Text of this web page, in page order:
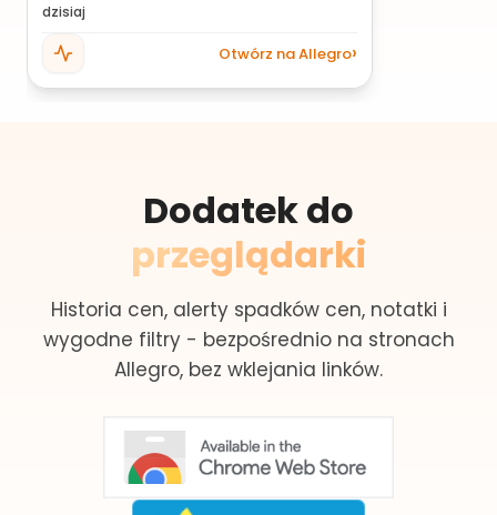
dzisiaj
Otwórz na Allegro
Dodatek do
przeglądarki
Historia cen, alerty spadków cen, notatki i
wygodne filtry - bezpośrednio na stronach
Allegro, bez wklejania linków.